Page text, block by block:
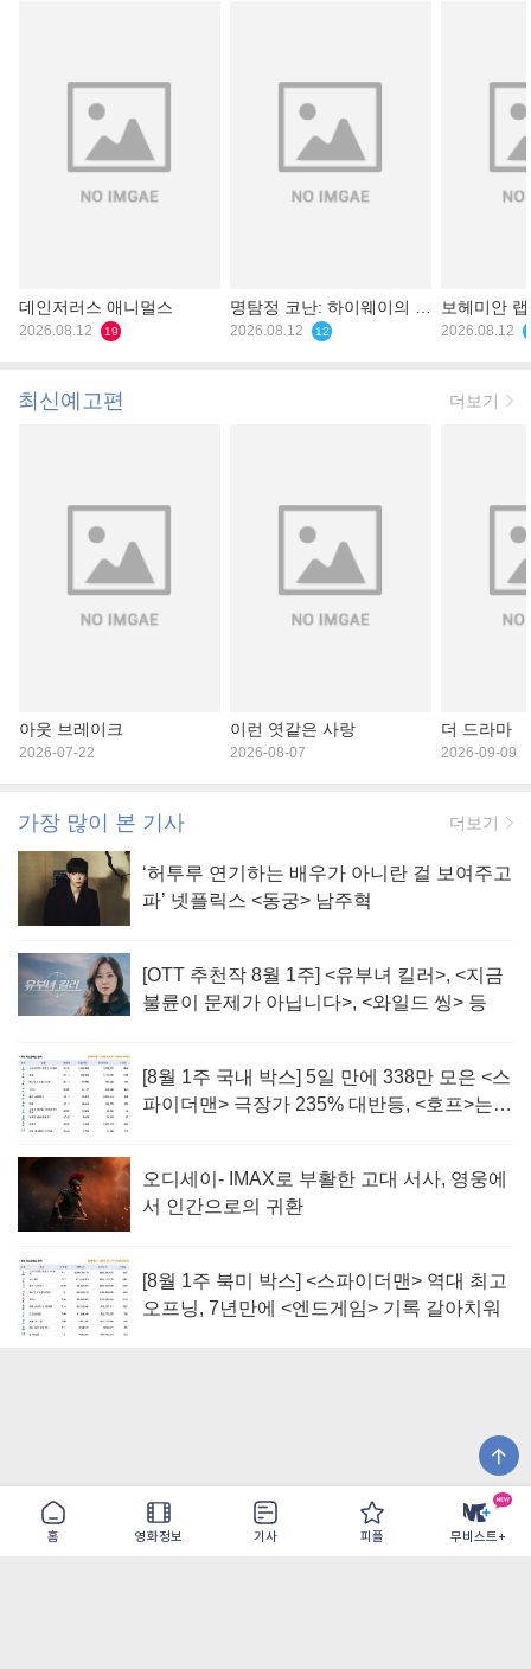
홈 영화정보 기사 피플 무비스트+
데인저러스 애니멀스
2026.08.12 19
명탐정 코난: 하이웨이의 타
천사
2026.08.12 12
보헤미안
2026.08.12
최신예고편 더보기
아웃 브레이크
2026-07-22
이런 엿같은 사랑
2026-08-07
더 드라마
2026-09-09
가장 많이 본 기사 더보기
‘허투루 연기하는 배우가 아니란 걸 보여주고
파’ 넷플릭스 <동궁> 남주혁
[OTT 추천작 8월 1주] <유부녀 킬러>, <지금
불륜이 문제가 아닙니다>, <와일드 씽> 등
[8월 1주 국내 박스] 5일 만에 338만 모은 <스
파이더맨> 극장가 235% 대반등, <호프>는
오디세이- IMAX로 부활한 고대 서사, 영웅에
서 인간으로의 귀환
[8월 1주 북미 박스] <스파이더맨> 역대 최고
오프닝, 7년만에 <엔드게임> 기록 갈아치워